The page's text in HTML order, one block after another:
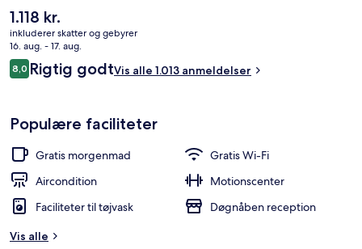
Stedets hjælpsomme personale og beliggenhed får rigtig gode
bedømmelser fra rejsende. Overnatningsstedet ligger kun en kort
gåtur fra offentlig transport: Wall St. Station (William St.) ligger 3
minutter væk og Broad St. Subwaystation ligger 5 minutter derfra.
Den
nuværende
pris
er
1.118 kr.
1.118 kr.
inkluderer skatter og gebyrer
16. aug. - 17. aug.
Anmeldelser
8,08,0 ud af 10.
Rigtig godtVis alle 1.013 anmeldelser
Populære faciliteter
Gratis morgenmad
Gratis Wi-Fi
Aircondition
Motionscenter
Faciliteter til tøjvask
Døgnåben reception
Vis alle